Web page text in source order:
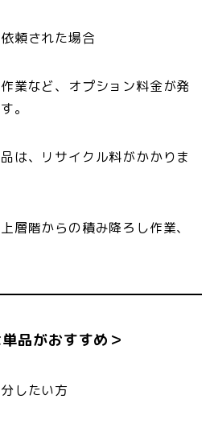
頼された場合
業など、オプション料金が発
。
は、リサイクル料がかかりま
層階からの積み降ろし作業、
品がおすすめ＞
したい方